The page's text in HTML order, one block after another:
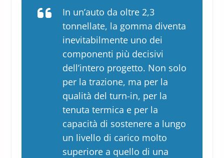
In un’auto da oltre 2,3
tonnellate, la gomma diventa
inevitabilmente uno dei
componenti più decisivi
dell’intero progetto. Non solo
per la trazione, ma per la
qualità del turn-in, per la
tenuta termica e per la
capacità di sostenere a lungo
un livello di carico molto
superiore a quello di una